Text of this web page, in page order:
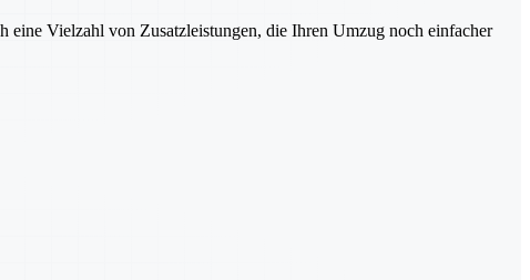
eine Vielzahl von Zusatzleistungen, die Ihren Umzug noch einfacher